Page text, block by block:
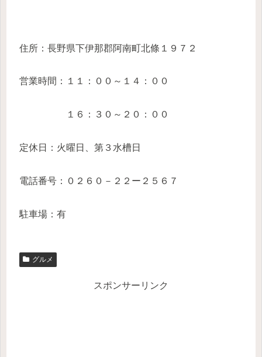
住所：長野県下伊那郡阿南町北條１９７２
営業時間：１１：００～１４：００
１６：３０～２０：００
定休日：火曜日、第３水槽日
電話番号：０２６０－２２ー２５６７
駐車場：有
グルメ
スポンサーリンク